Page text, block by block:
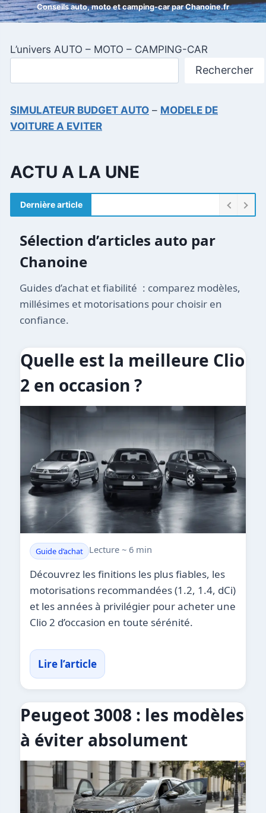
Conseils auto, moto et camping-car par Chanoine.fr
L’univers AUTO – MOTO – CAMPING-CAR
Rechercher
SIMULATEUR BUDGET AUTO – MODELE DE
VOITURE A EVITER
ACTU A LA UNE
Dernière article
Sélection d’articles auto par
Chanoine
Guides d’achat et fiabilité : comparez modèles,
millésimes et motorisations pour choisir en
confiance.
Quelle est la meilleure Clio
2 en occasion ?
Guide d’achat Lecture ~ 6 min
Découvrez les finitions les plus fiables, les
motorisations recommandées (1.2, 1.4, dCi)
et les années à privilégier pour acheter une
Clio 2 d’occasion en toute sérénité.
Lire l’article
Peugeot 3008 : les modèles
à éviter absolument